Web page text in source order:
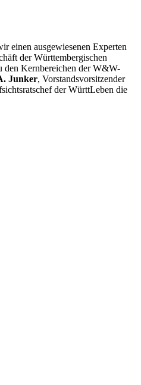
einen ausgewiesenen Experten
der Württembergischen
den Kernbereichen der W&W-
Junker, Vorstandsvorsitzender
der WürttLeben die